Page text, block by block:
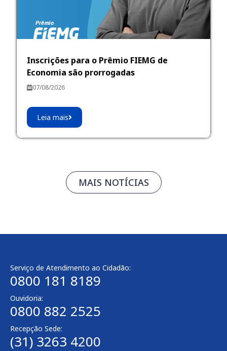
Inscrições para o Prêmio FIEMG de
Economia são prorrogadas
07/08/2026
Leia mais
MAIS NOTÍCIAS
Serviço de Atendimento ao Cidadão:
0800 181 8189
Ouvidoria:
0800 882 2525
Recepção Sede:
(31) 3263 4200